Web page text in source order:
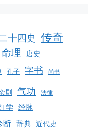
十四史 传奇
命理 唐史
孔子 字书 尚书
剧 气功 法律
学 经脉
断 辞典 近代史